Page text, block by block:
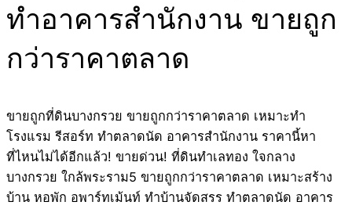
ทำอาคารสำนักงาน ขายถูก
กว่าราคาตลาด
ขายถูกที่ดินบางกรวย ขายถูกกว่าราคาตลาด เหมาะทำ
โรงแรม รีสอร์ท ทำตลาดนัด อาคารสำนักงาน ราคานี้หา
ที่ไหนไม่ได้อีกแล้ว! ขายด่วน! ที่ดินทำเลทอง ใจกลาง
บางกรวย ใกล้พระราม5 ขายถูกกว่าราคาตลาด เหมาะสร้าง
บ้าน หอพัก อพาร์ทเม้นท์ ทำบ้านจัดสรร ทำตลาดนัด อาคาร